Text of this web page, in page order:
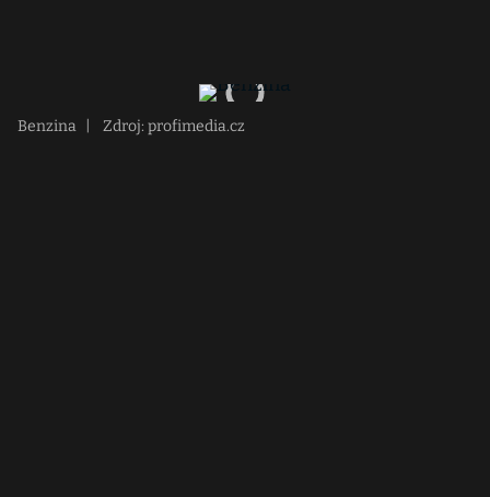
Benzina Zdroj: profimedia.cz